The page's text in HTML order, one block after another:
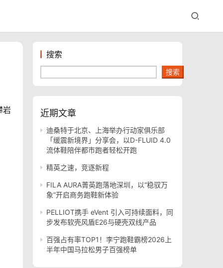
岩
搜索
搜索
近期文章
迪桑特于北京、上海举办行动家俱乐部
「缓震新境界」分享会，以D-FLUID 4.0
流体鞋陪伴都市跑者轻松开跑
精英之速，竞逐新程
FILA AURA菁英跑落地深圳，以“稳驭万
象”开启商务跑鞋新体验
PELLIOT携手 eVent 引入可持续面料，同
步发布软壳风盾E26与硬壳双线产品
百强占有率TOP1！李宁跑鞋霸榜2026上
半年中国马拉松男子百强榜单